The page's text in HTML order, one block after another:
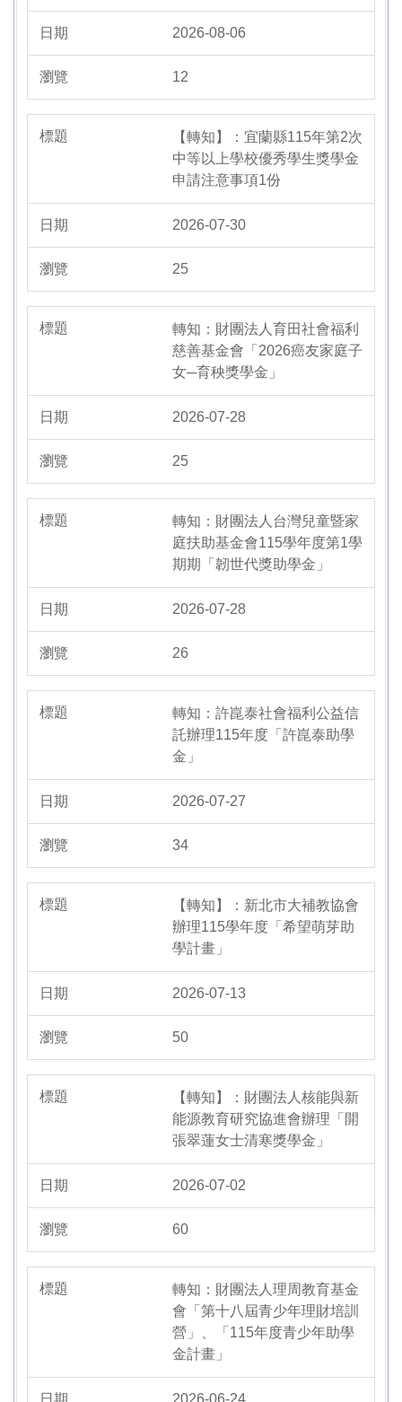
2026-08-06
12
【轉知】：宜蘭縣115年第2次
中等以上學校優秀學生獎學金
申請注意事項1份
2026-07-30
25
轉知：財團法人育田社會福利
慈善基金會「2026癌友家庭子
女─育秧獎學金」
2026-07-28
25
轉知：財團法人台灣兒童暨家
庭扶助基金會115學年度第1學
期期「韌世代獎助學金」
2026-07-28
26
轉知：許崑泰社會福利公益信
託辦理115年度「許崑泰助學
金」
2026-07-27
34
【轉知】：新北市大補教協會
辦理115學年度「希望萌芽助
學計畫」
2026-07-13
50
【轉知】：財團法人核能與新
能源教育研究協進會辦理「開
張翠蓮女士清寒獎學金」
2026-07-02
60
轉知：財團法人理周教育基金
會「第十八屆青少年理財培訓
營」、「115年度青少年助學
金計畫」